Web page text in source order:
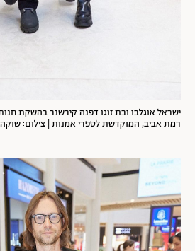
ישראל אוגלבו ובת זוגו דפנה קירשנר בהשקת
רמת אביב, המוקדשת לספרי אמנות | צילום: